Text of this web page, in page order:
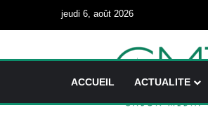
jeudi 6, août 2026
ACCUEIL ACTUALITE